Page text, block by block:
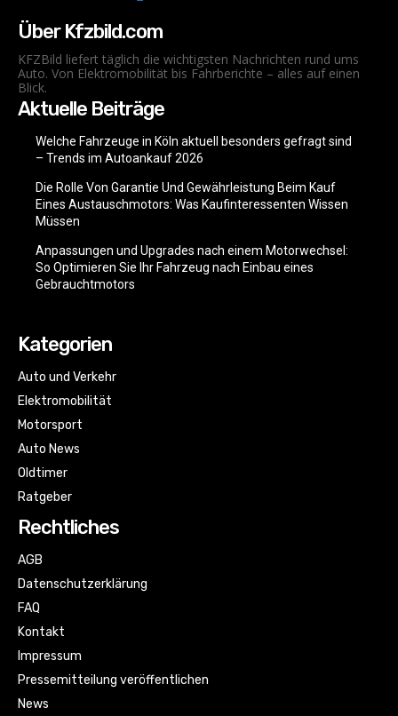
Über Kfzbild.com
KFZBild liefert täglich die wichtigsten Nachrichten rund ums
Auto. Von Elektromobilität bis Fahrberichte – alles auf einen
Blick.
Aktuelle Beiträge
Welche Fahrzeuge in Köln aktuell besonders gefragt sind
– Trends im Autoankauf 2026
Die Rolle Von Garantie Und Gewährleistung Beim Kauf
Eines Austauschmotors: Was Kaufinteressenten Wissen
Müssen
Anpassungen und Upgrades nach einem Motorwechsel:
So Optimieren Sie Ihr Fahrzeug nach Einbau eines
Gebrauchtmotors
Kategorien
Auto und Verkehr
Elektromobilität
Motorsport
Auto News
Oldtimer
Ratgeber
Rechtliches
AGB
Datenschutzerklärung
FAQ
Kontakt
Impressum
Pressemitteilung veröffentlichen
News